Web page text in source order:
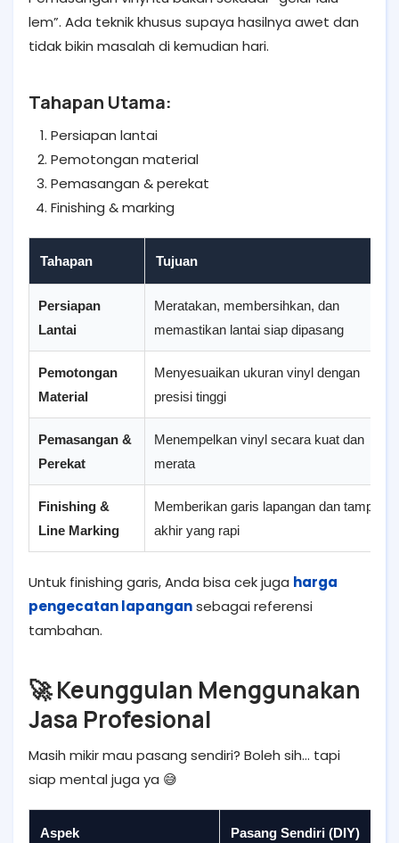
lem”. Ada teknik khusus supaya hasilnya awet dan
tidak bikin masalah di kemudian hari.
Tahapan Utama:
Persiapan lantai
Pemotongan material
Pemasangan & perekat
Finishing & marking
Tahapan Tujuan
Persiapan
Lantai
Meratakan, membersihkan, dan
memastikan lantai siap dipasang
Pemotongan
Material
Menyesuaikan ukuran vinyl dengan
presisi tinggi
Pemasangan &
Perekat
Menempelkan vinyl secara kuat dan
merata
Finishing &
Line Marking
Memberikan garis lapangan dan tampilan
akhir yang rapi
Untuk finishing garis, Anda bisa cek juga harga
pengecatan lapangansebagai referensi
tambahan.
🚀 Keunggulan Menggunakan
Jasa Profesional
Masih mikir mau pasang sendiri? Boleh sih… tapi
siap mental juga ya 😅
Aspek Pasang Sendiri (DIY)